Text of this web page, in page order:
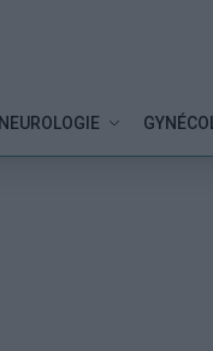
NEUROLOGIE